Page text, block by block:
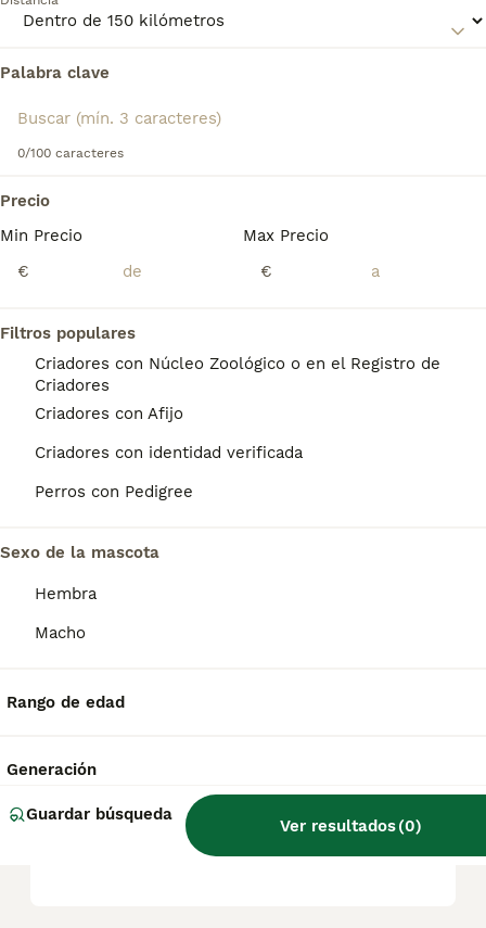
Palabra clave
0/100 caracteres
Precio
Min Precio
€
Max Precio
€
Filtros populares
Criadores con Núcleo Zoológico o en el Registro de
Criadores
Criadores con Afijo
Criadores con identidad verificada
Perros con Pedigree
Sexo de la mascota
Hembra
Macho
Rango de edad
Generación
Guardar búsqueda
Ver resultados(0)
compañía y de familia. Lee nuestra página de consejos de
Encontramos 0 Irish Glen of Imaal Terrier
Lugo.
Si deseas exactamente esta búsqueda guarda tu
¿Por qué son tan raros los
terriers de Glen of Imaal?
No nacen muchos cachorros de Glen of
sigue siendo rara. Whitfield atribuye esto al
Imaal un buen perro?
¿Qué tamaño tiene un Glen
of Imaal Terrier?